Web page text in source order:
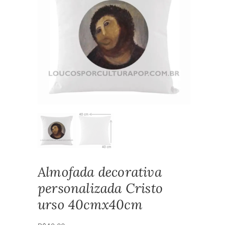
Almofada decorativa
personalizada Cristo
urso 40cmx40cm